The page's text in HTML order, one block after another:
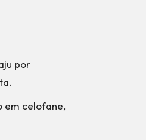
por
em celofane,